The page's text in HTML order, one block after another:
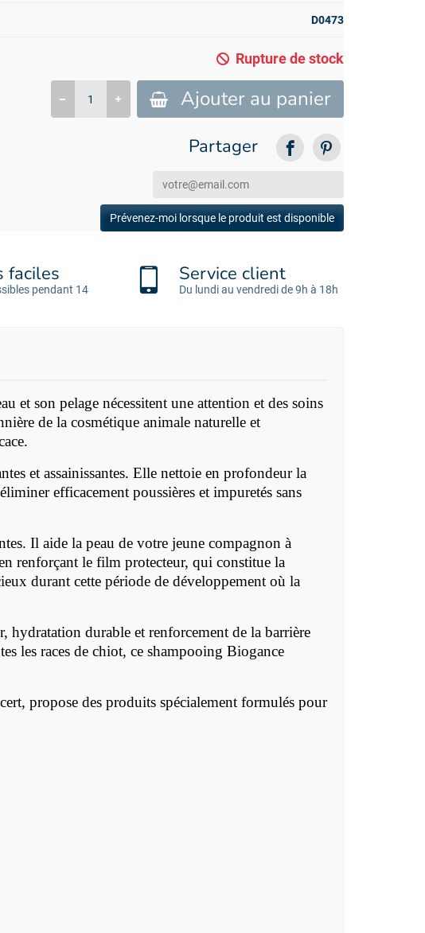
D0473
Rupture de stock
Ajouter au panier
Partager
Prévenez-moi lorsque le produit est disponible
faciles
pendant 14
Service client
Du lundi au vendredi de 9h à 18h
et son pelage nécessitent une attention et des soins
de la cosmétique animale naturelle et
et assainissantes. Elle nettoie en profondeur la
efficacement poussières et impuretés sans
Il aide la peau de votre jeune compagnon à
renforçant le film protecteur, qui constitue la
durant cette période de développement où la
durable et renforcement de la barrière
les races de chiot, ce shampooing Biogance
propose des produits spécialement formulés pour